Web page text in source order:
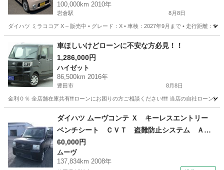
100,000km 2010年
岩倉駅 8月8日
ダイハツ ミラココア X – 販売中 • グレード：X • 車検：2027年9月まで • 走行距離：
愛知 岩倉駅 ミラ ミラココア
車ほしいけどローンに不安な方必見！！
1,286,000円
ハイゼット
86,500km 2016年
豊田市 8月8日
金利０％ 全店舗在庫共有❗️❗️ローンにお困りの方ご相談ください❗️❗️❗️ 当店の自社ロ
ハイゼット ローン
ダイハツ ムーヴコンテ Ｘ キーレスエントリー
ベンチシート ＣＶＴ 盗難防止システム ＡＢ
Ｓ ＣＤ 衝突安全ボディ エアコン パワース
テアリング パワーウィンドウ （車検整備付）
60,000円
ムーヴ
137,834km 2008年